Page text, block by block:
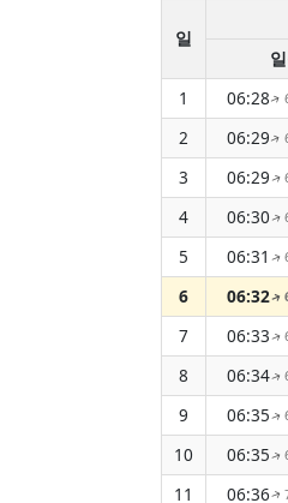
일
1
06:28↑
2
06:29↑
3
06:29↑
4
06:30↑
5
06:31 ↑
6
06:32↑
7
06:33↑
8
06:34↑
9
06:35↑
10
06:35↑
11
06:36↑